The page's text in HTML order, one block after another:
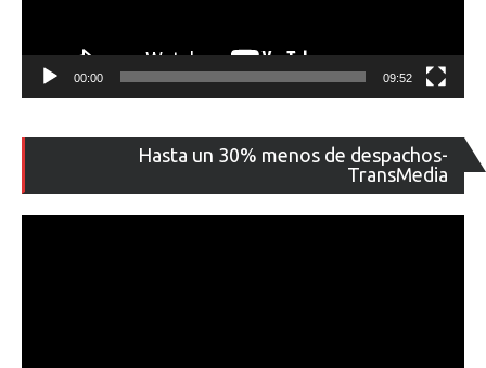
00:00 09:52
Hasta un 30% menos de despachos-
TransMedia
de